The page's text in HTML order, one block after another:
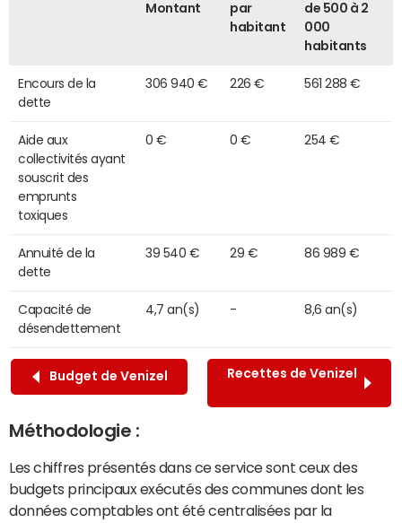
Montant
par
habitant
de 500 à 2
000
habitants
Encours de la
dette
306 940 € 226 € 561 288 €
Aide aux
collectivités ayant
souscrit des
emprunts
toxiques
0 € 0 € 254 €
Annuité de la
dette
39 540 € 29 € 86 989 €
Capacité de
désendettement
4,7 an(s) - 8,6 an(s)
Budget de Venizel Recettes de Venizel
Méthodologie :
Les chiffres présentés dans ce service sont ceux des
budgets principaux exécutés des communes dont les
données comptables ont été centralisées par la